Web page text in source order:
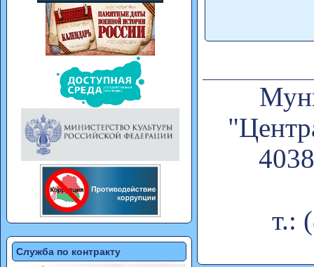
Служба по контракту
т.: